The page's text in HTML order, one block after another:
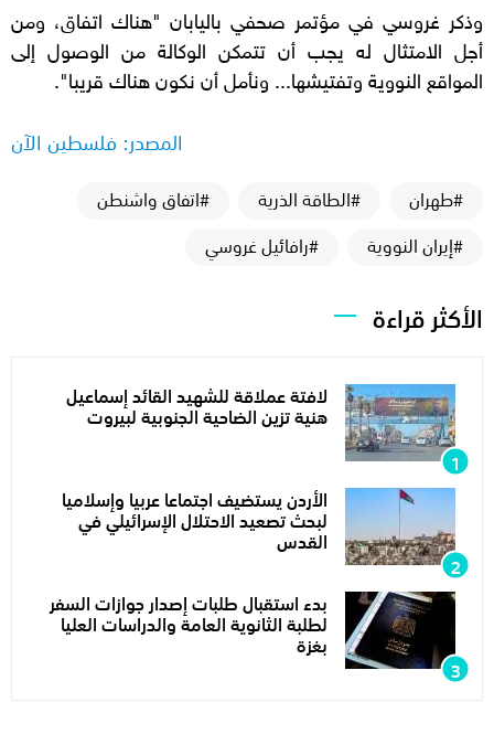
وذكر غروسي في مؤتمر صحفي باليابان "هناك اتفاق، ومن
أجل الامتثال له يجب أن تتمكن الوكالة من الوصول إلى
المواقع النووية وتفتيشها... ونأمل أن نكون هناك قريبا".
المصدر: فلسطين الآن
#طهران #الطاقة الذرية
#اتفاق واشنطن
#إيران النووية
#رافائيل غروسي
الأكثر قراءة
لافتة عملاقة للشهيد القائد إسماعيل
هنية تزين الضاحية الجنوبية لبيروت
الأردن يستضيف اجتماعا عربيا وإسلاميا
لبحث تصعيد الاحتلال الإسرائيلي في
القدس
بدء استقبال طلبات إصدار جوازات السفر
لطلبة الثانوية العامة والدراسات العليا
بغزة